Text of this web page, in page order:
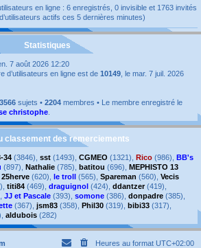
en ligne : 6 enregistrés, 0 invisible et 1763 invités
actifs ces 5 dernières minutes)
Statistiques
7 août 2026 12:20
d’utilisateurs en ligne est de 10149 , le mar. 7 juil. 2026
3566 sujets • 2204 membres • Le membre enregistré le
christophe
classement des remerciements
34 (3846), sst (1493), CGMEO (1321), Rico (986), BB's
(897), Nathalie (785), batitou (696), MEPHISTO 13
25herve (620), le troll (565), Spareman (560), Vecis
titi84 (469), draguignol (424), ddantzer(419),
JJ et Pascale (393), somone (386), donpadre (385),
(367), jsm83 (358), Phil30 (319), bibi33 (317),
aldubois (282)
Heures au format UTC+02:00